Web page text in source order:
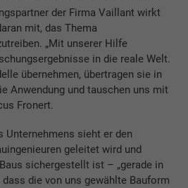
der Firma Vaillant wirkt
mit, das Thema
„Mit unserer Hilfe
in die reale Welt.
übernehmen, übertragen sie in
Anwendung und tauschen uns mit
Fronert.
Unternehmens sieht er den
geleitet wird und
sichergestellt ist – „gerade in
die von uns gewählte Bauform